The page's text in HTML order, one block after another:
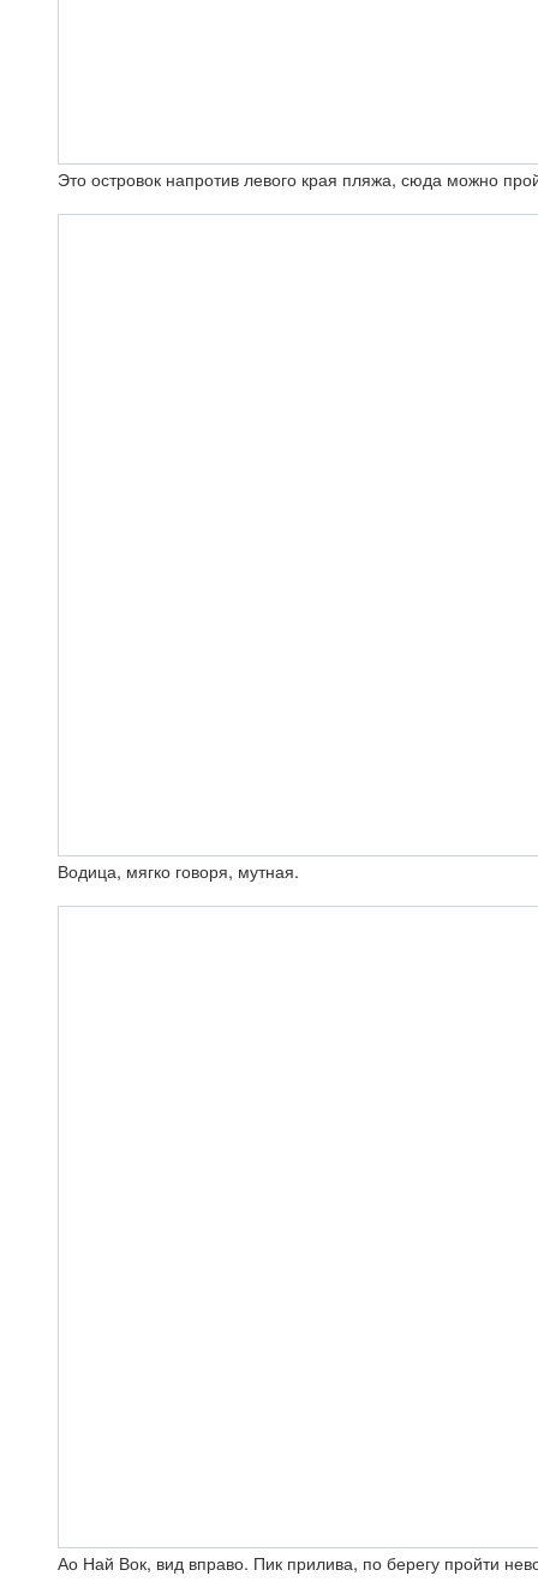
Это островок напротив левого края пляжа, сюда можно
Водица, мягко говоря, мутная.
Ао Най Вок, вид вправо. Пик прилива, по берегу пройти